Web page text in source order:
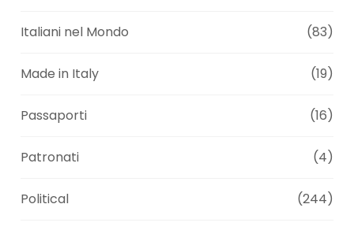
Italiani nel Mondo (83)
Made in Italy (19)
Passaporti (16)
Patronati (4)
Political (244)